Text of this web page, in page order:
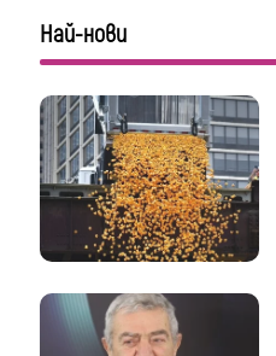
Най-нови